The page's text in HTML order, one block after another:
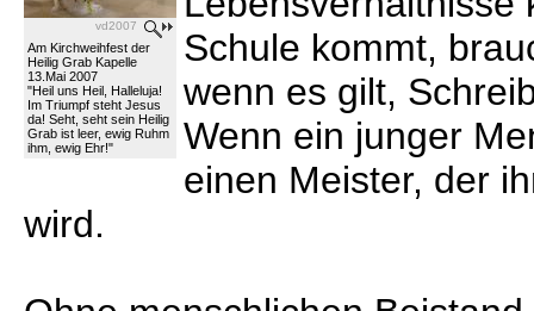
vd2007
Am Kirchweihfest der
Heilig Grab Kapelle
13.Mai 2007
"Heil uns Heil, Halleluja!
Im Triumpf steht Jesus
da! Seht, seht sein Heilig
Grab ist leer, ewig Ruhm
ihm, ewig Ehr!"
Schule kommt,
wenn es gilt,
Wenn ein junger
einen Meister, der
wird.